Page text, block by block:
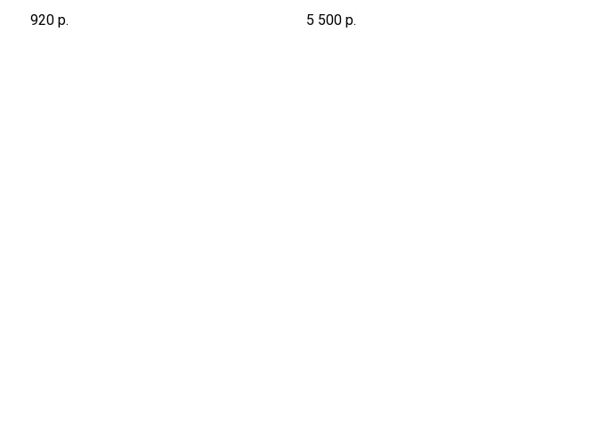
(ImmunoCAP), IgE:
920 р.
скрининг
5 500 р.